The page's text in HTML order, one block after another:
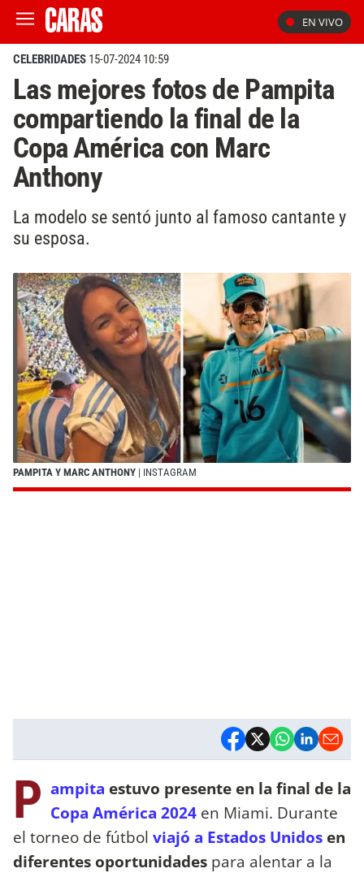
EN VIVO
CELEBRIDADES 15-07-2024 10:59
Las mejores fotos de Pampita
compartiendo la final de la
Copa América con Marc
Anthony
La modelo se sentó junto al famoso cantante y
su esposa.
PAMPITA Y MARC ANTHONY | INSTAGRAM
P ampita estuvo presente en la final de la
Copa América 2024 en Miami. Durante
el torneo de fútbol viajó a Estados Unidos en
diferentes oportunidades para alentar a la